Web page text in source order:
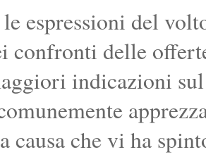
espressioni del
confronti delle
indicazioni
causa che vi ha